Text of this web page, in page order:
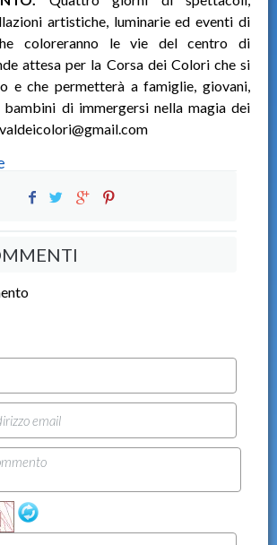
artistiche, luminarie ed eventi di
coloreranno le vie del centro di
attesa per la Corsa dei Colori che si
e che permetterà a famiglie, giovani,
bambini di immergersi nella magia dei